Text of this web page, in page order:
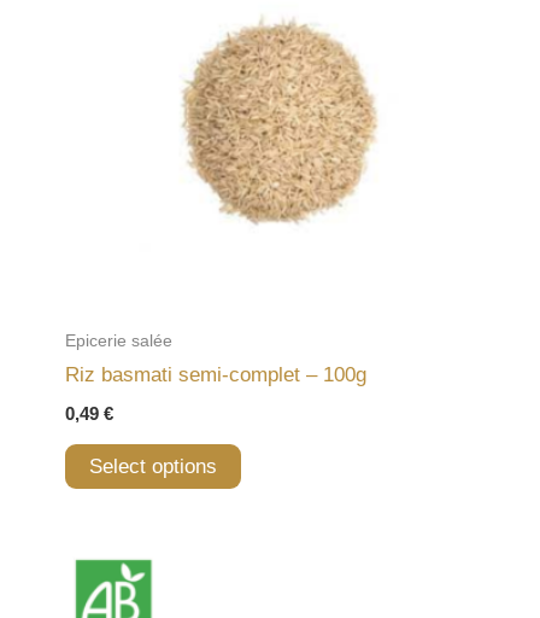
Epicerie salée
Riz basmati semi-complet – 100g
0,49 €
Select options